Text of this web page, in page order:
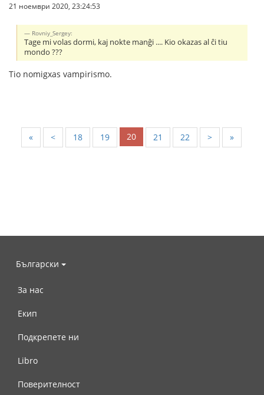
21 ноември 2020, 23:24:53
Rovniy_Sergey:
Tage mi volas dormi, kaj nokte manĝi .... Kio okazas al ĉi tiu
mondo ???
Tio nomigxas vampirismo.
« < 18 19 20 21 22 > »
Български
За нас
Екип
Подкрепете ни
Libro
Поверителност